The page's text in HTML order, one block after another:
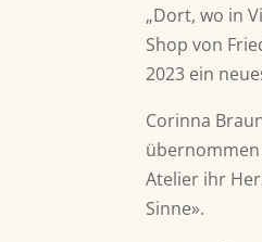
„Dort, wo in
Shop von
2023 ein
Corinna
Atelier ihr
Sinne».